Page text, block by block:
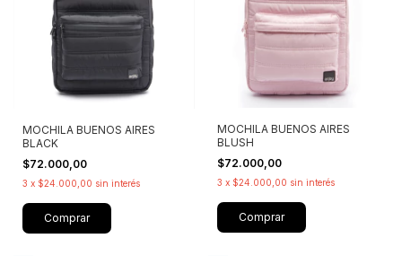
MOCHILA BUENOS AIRES
BLACK
$72.000,00
3 x $24.000,00 sin interés
Comprar
MOCHILA BUENOS AIRES
BLUSH
$72.000,00
3 x $24.000,00 sin interés
Comprar